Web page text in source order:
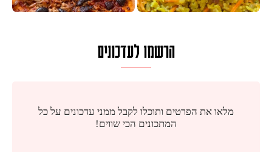
הרשמו לעדכונים